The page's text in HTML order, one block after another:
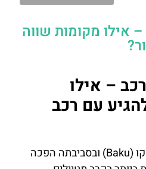
אילו מקומות שווה
– אילו
עם רכב
הנסיעה ברכב שכור בבאקו (Baku) ובסביבתה הפכה